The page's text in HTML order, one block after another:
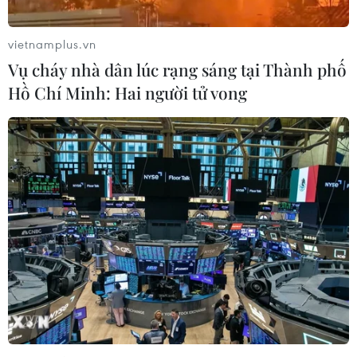
vai trò kênh thông tin đối ngoại quan
trọng
17/06/2026 09:41
Thúc đẩy hợp tác thương mại Việt
Nam-Tunisia
13/06/2026 23:22
Đột phá theo Nghị quyết 57: Làm chủ
công nghệ, mở đường cho tăng
trưởng
07/06/2026 09:53
Hỗ trợ, phát triển các doanh nghiệp
công nghệ số vươn ra toàn cầu
vietnamplus.vn
Vụ cháy nhà dân lúc rạng sáng tại Thành phố
Hồ Chí Minh: Hai người tử vong